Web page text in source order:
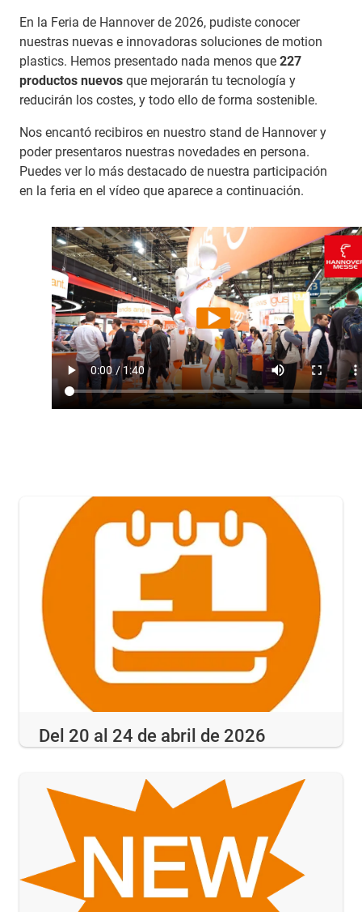
En la Feria de Hannover de 2026, pudiste conocer
nuestras nuevas e innovadoras soluciones de motion
plastics. Hemos presentado nada menos que 227
productos nuevos que mejorarán tu tecnología y
reducirán los costes, y todo ello de forma sostenible.
Nos encantó recibiros en nuestro stand de Hannover y
poder presentaros nuestras novedades en persona.
Puedes ver lo más destacado de nuestra participación
en la feria en el vídeo que aparece a continuación.
Del 20 al 24 de abril de 2026